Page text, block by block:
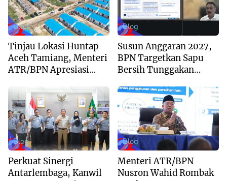
Blog
Tinjau Lokasi Huntap
Aceh Tamiang, Menteri
ATR/BPN Apresiasi
Buddha Tzu Chi dan
Aguan
Blog
Susun Anggaran 2027,
BPN Targetkan Sapu
Bersih Tunggakan
Kepastian Waktu
Layanan
Blog
Perkuat Sinergi
Antarlembaga, Kanwil
Blog
Menteri ATR/BPN
Nusron Wahid Rombak